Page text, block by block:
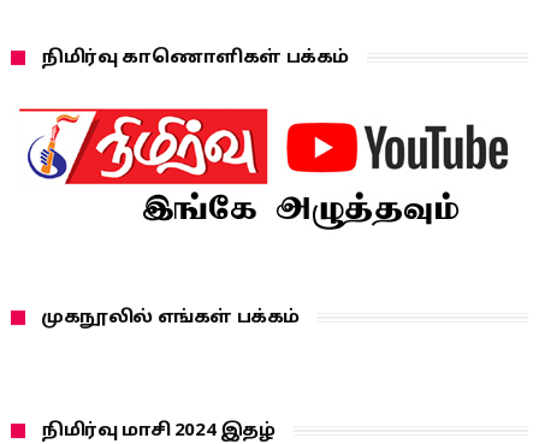
நிமிர்வு காணொளிகள் பக்கம்
முகநூலில் எங்கள் பக்கம்
நிமிர்வு மாசி 2024 இதழ்